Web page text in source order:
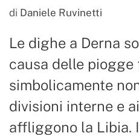
di Daniele Ruvinetti
Le dighe a Derna
causa delle piogge
simbolicamente
divisioni interne e
affliggono la Libia.